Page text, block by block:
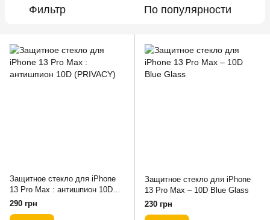
Фильтр По популярности
Защитное стекло для iPhone
13 Pro Max : антишпион 10D
(PRIVACY)
290 грн
Защитное стекло для iPhone
13 Pro Max – 10D Blue Glass
230 грн